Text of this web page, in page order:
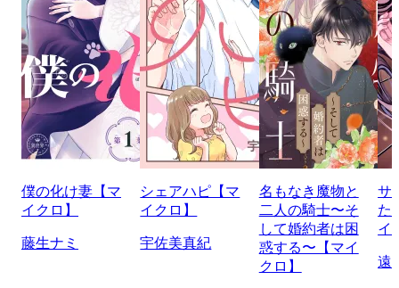
僕の化け妻【マ
イクロ】
藤生ナミ
シェアハピ【マ
イクロ】
宇佐美真紀
名もなき魔物と
二人の騎士〜そ
して婚約者は困
惑する〜【マイ
クロ】
サ
た
イ
遠